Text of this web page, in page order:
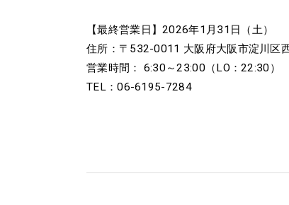
【最終営業日】2026年1月31日（土）
住所：〒532-0011 大阪府大阪市淀川区
営業時間： 6:30～23:00（LO：22:30）
TEL：06-6195-7284